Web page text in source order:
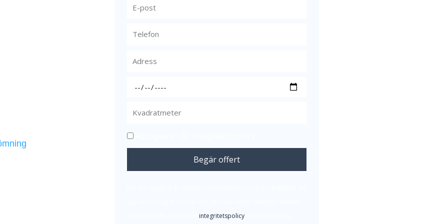
Begär offert
integritetspolicysom du kan läsa